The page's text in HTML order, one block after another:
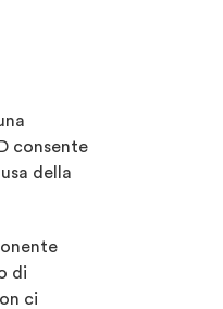
consente
della
di
ci